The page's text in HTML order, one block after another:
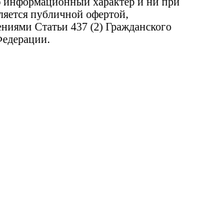
публичной офертой,
Статьи 437 (2) Гражданского